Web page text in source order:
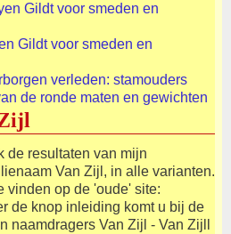
Gildt voor smeden en
Gildt voor smeden en
verleden: stamouders
de ronde maten en gewichten
de resultaten van mijn
Van Zijl, in alle varianten.
vinden op de 'oude' site:
de knop inleiding komt u bij de
naamdragers Van Zijl - Van Zijll